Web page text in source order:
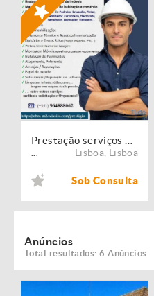
Lisboa Lisboa
Sob Consulta
Anúncios
Total resultados: 6 Anúncios